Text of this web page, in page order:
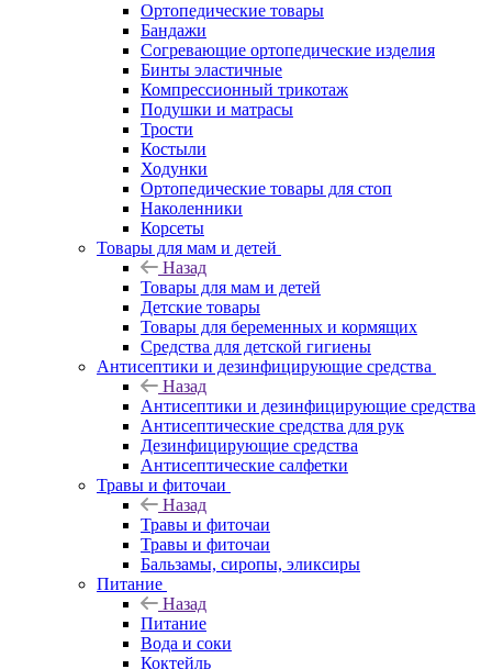
Ортопедические товары
Бандажи
Согревающие ортопедические изделия
Бинты эластичные
Компрессионный трикотаж
Подушки и матрасы
Трости
Костыли
Ходунки
Ортопедические товары для стоп
Наколенники
Корсеты
Товары для мам и детей
Назад
Товары для мам и детей
Детские товары
Товары для беременных и кормящих
Средства для детской гигиены
Антисептики и дезинфицирующие средства
Назад
Антисептики и дезинфицирующие средства
Антисептические средства для рук
Дезинфицирующие средства
Антисептические салфетки
Травы и фиточаи
Назад
Травы и фиточаи
Травы и фиточаи
Бальзамы, сиропы, эликсиры
Питание
Назад
Питание
Вода и соки
Коктейль